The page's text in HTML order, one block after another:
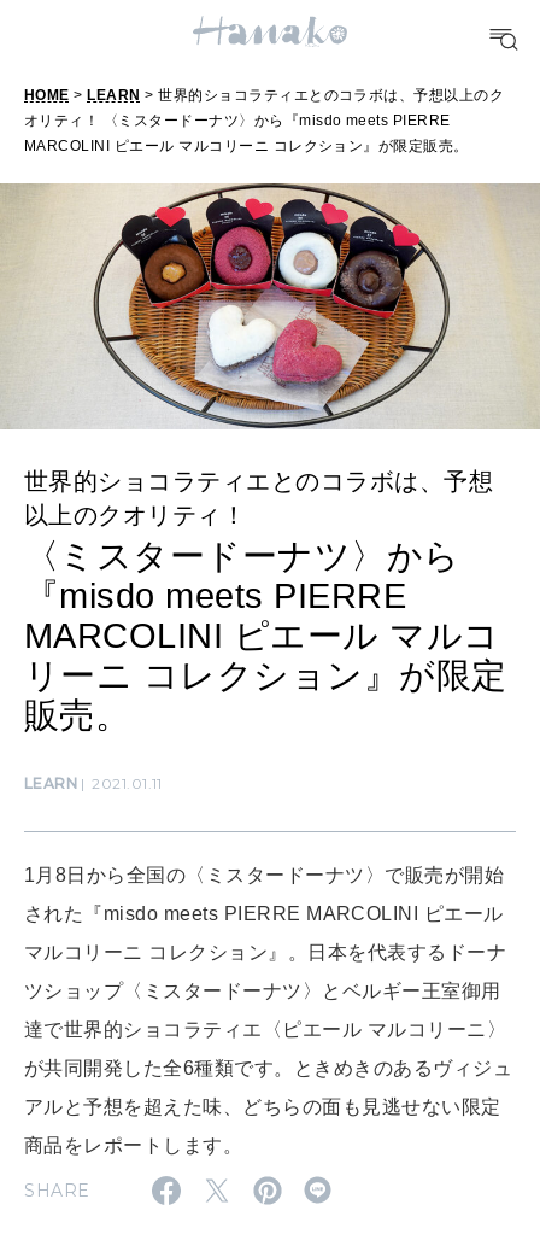
FORTUNE
明日のわたし
[12星座別] Monthly Love Holoscope
女神まり愛のタロットメッセージ
算命学がわかる今月のあなた
HEALTH
自分にやさしく
LEARN
知る、考える
ママもいろいろ
SUSTAINABLE
わたしができること
MAGAZINE
特集
2026年9月号「北海道 おいしく遊ぶ、夏のご褒美旅。」
2026年8月号『お茶の時間です。』
2026年7月号「鎌倉 ローカルが 教えてくれた 本当の歩き方。」
2026年6月号「大銀座 トレンドが生まれる 新しい一流店へ。」
MAGAZINE
HOME > LEARN > 世界的ショコラティエとのコラボは、予想以上のク
オリティ！ 〈ミスタードーナツ〉から『misdo meets PIERRE
MARCOLINI ピエール マルコリーニ コレクション』が限定販売。
世界的ショコラティエとのコラボは、予想
以上のクオリティ！
〈ミスタードーナツ〉から
『misdo meets PIERRE
MARCOLINI ピエール マルコ
リーニ コレクション』が限定
販売。
LEARN 2021.01.11
1月8日から全国の〈ミスタードーナツ〉で販売が開始
された『misdo meets PIERRE MARCOLINI ピエール
マルコリーニ コレクション』。日本を代表するドーナ
ツショップ〈ミスタードーナツ〉とベルギー王室御用
達で世界的ショコラティエ〈ピエール マルコリーニ〉
が共同開発した全6種類です。ときめきのあるヴィジュ
アルと予想を超えた味、どちらの面も見逃せない限定
商品をレポートします。
SHARE